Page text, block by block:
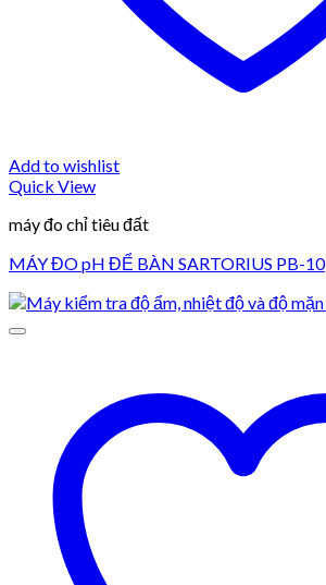
Add to wishlist
Quick View
máy đo chỉ tiêu đất
MÁY ĐO pH ĐỂ BÀN SARTORIUS PB-10